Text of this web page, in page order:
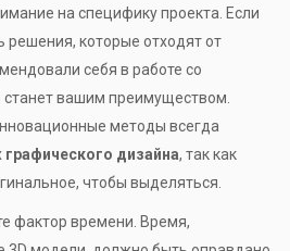
на специфику проекта. Если
которые отходят от
себя в работе со
вашим преимуществом.
методы всегда
графического дизайна, так как
чтобы выделяться.
фактор времени. Время,